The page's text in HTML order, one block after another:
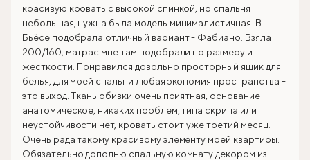
красивую кровать с высокой спинкой, но спальня
небольшая, нужна была модель минималистичная. В
Бьёсе подобрала отличный вариант - Фабиано. Взяла
200/160, матрас мне там подобрали по размеру и
жесткости. Понравился довольно просторный ящик для
белья, для моей спальни любая экономия пространства -
это выход. Ткань обивки очень приятная, основание
анатомическое, никаких проблем, типа скрипа или
неустойчивости нет, кровать стоит уже третий месяц.
Очень рада такому красивому элементу моей квартиры.
Обязательно дополню спальную комнату декором из